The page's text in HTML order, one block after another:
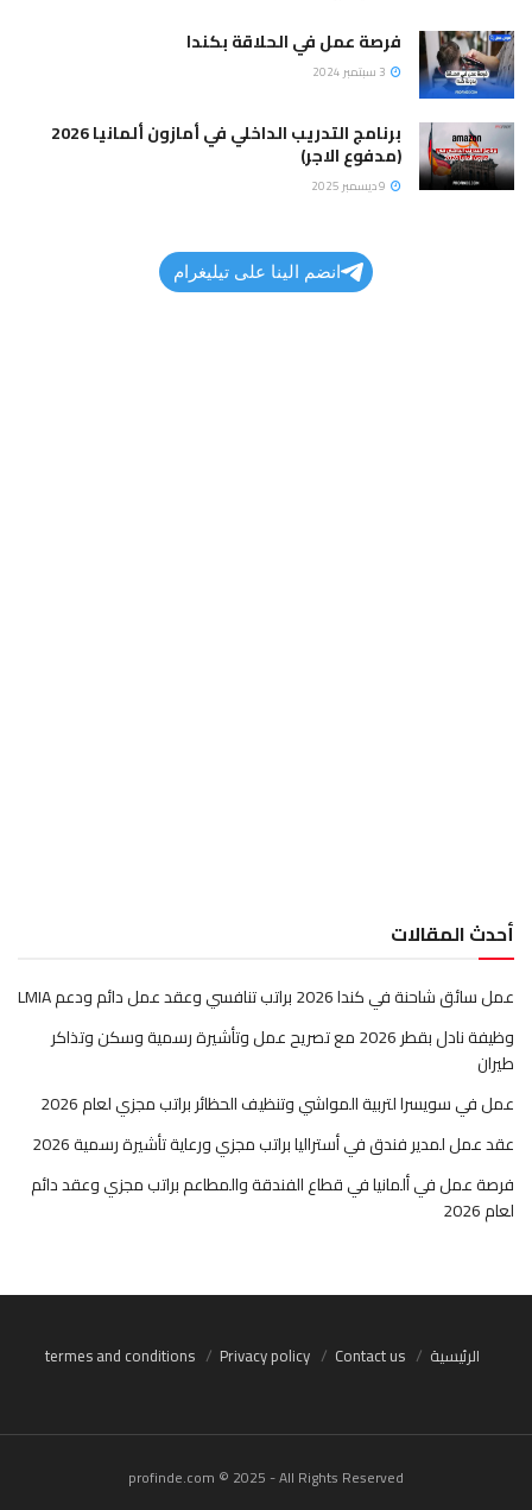
فرصة عمل في الحلاقة بكندا
برنامج التدريب الداخلي في أمازون ألمانيا 2026
(مدفوع الاجر)
انضم الينا على تيليغرام
أحدث المقالات
عمل سائق شاحنة في كندا 2026 براتب تنافسي وعقد عمل دائم ودعم LMIA
وظيفة نادل بقطر 2026 مع تصريح عمل وتأشيرة رسمية وسكن وتذاكر
طيران
عمل في سويسرا لتربية المواشي وتنظيف الحظائر براتب مجزي لعام 2026
عقد عمل لمدير فندق في أستراليا براتب مجزي ورعاية تأشيرة رسمية 2026
فرصة عمل في ألمانيا في قطاع الفندقة والمطاعم براتب مجزي وعقد دائم
لعام 2026
الرئيسية Contact us
Privacy policy
termes and conditions
profinde.com © 2025 - All Rights Reserved